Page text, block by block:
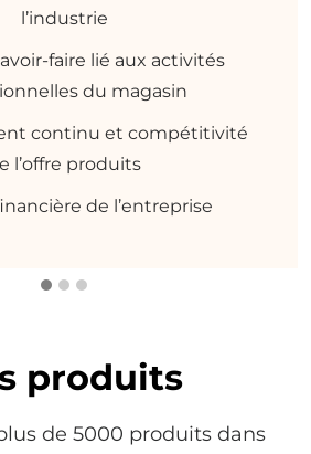
l’industrie
faire lié aux activités
du magasin
continu et compétitivité
l’offre produits
de l’entreprise
produits
de 5000 produits dans